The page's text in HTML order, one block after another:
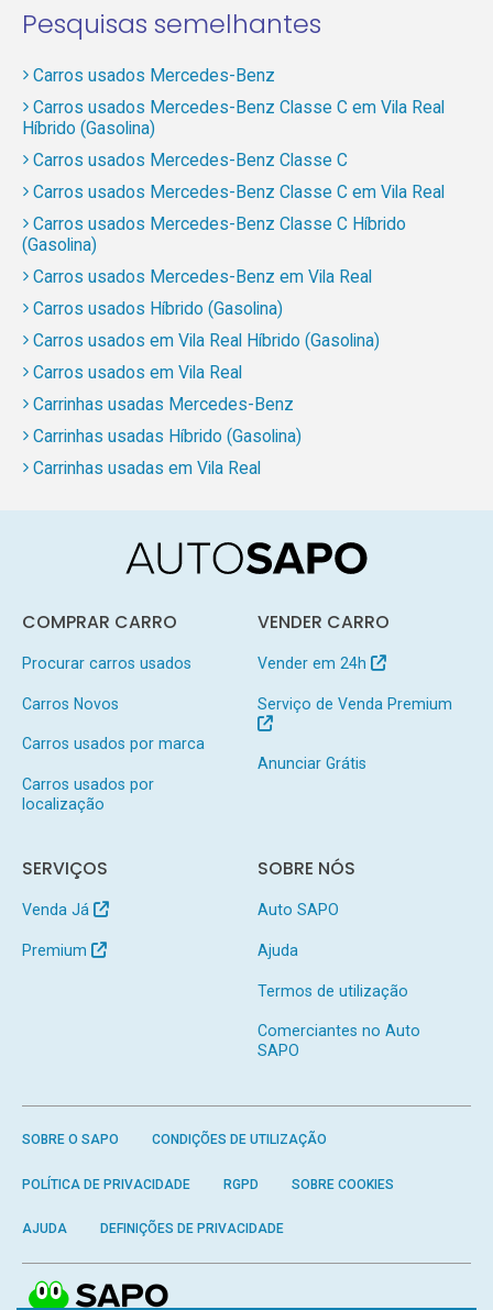
Pesquisas semelhantes
Carros usados Mercedes-Benz
Carros usados Mercedes-Benz Classe C em Vila Real
Híbrido (Gasolina)
Carros usados Mercedes-Benz Classe C
Carros usados Mercedes-Benz Classe C em Vila Real
Carros usados Mercedes-Benz Classe C Híbrido
(Gasolina)
Carros usados Mercedes-Benz em Vila Real
Carros usados Híbrido (Gasolina)
Carros usados em Vila Real Híbrido (Gasolina)
Carros usados em Vila Real
Carrinhas usadas Mercedes-Benz
Carrinhas usadas Híbrido (Gasolina)
Carrinhas usadas em Vila Real
COMPRAR CARRO
Procurar carros usados
Carros Novos
Carros usados por marca
Carros usados por
localização
VENDER CARRO
Vender em 24h
Serviço de Venda Premium
Anunciar Grátis
SERVIÇOS
Venda Já
Premium
SOBRE NÓS
Auto SAPO
Ajuda
Termos de utilização
Comerciantes no Auto
SAPO
SOBRE O SAPO CONDIÇÕES DE UTILIZAÇÃO
POLÍTICA DE PRIVACIDADE RGPD SOBRE COOKIES
AJUDA DEFINIÇÕES DE PRIVACIDADE